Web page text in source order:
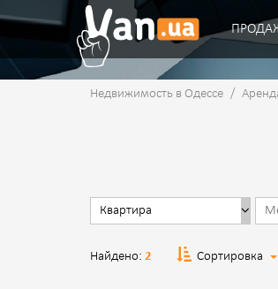
Недвижимость в Одессе /
Найдено: 2 Сортировка